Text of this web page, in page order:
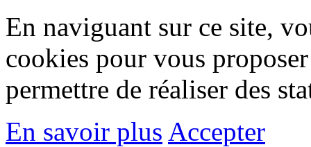
En naviguant sur ce site,
cookies pour vous
permettre de réaliser des
En savoir plus Accepter